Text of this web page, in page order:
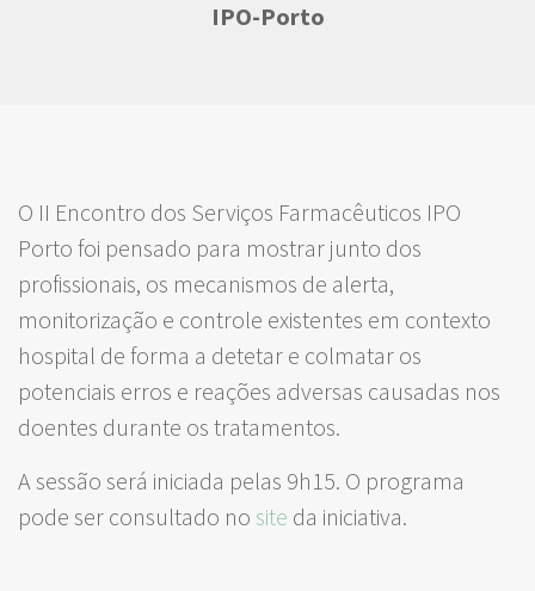
IPO-Porto
O II Encontro dos Serviços Farmacêuticos IPO
Porto foi pensado para mostrar junto dos
profissionais, os mecanismos de alerta,
monitorização e controle existentes em contexto
hospital de forma a detetar e colmatar os
potenciais erros e reações adversas causadas nos
doentes durante os tratamentos.
A sessão será iniciada pelas 9h15. O programa
pode ser consultado no site da iniciativa.